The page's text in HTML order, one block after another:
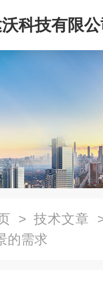
科技有限
> 技术文章
的需求